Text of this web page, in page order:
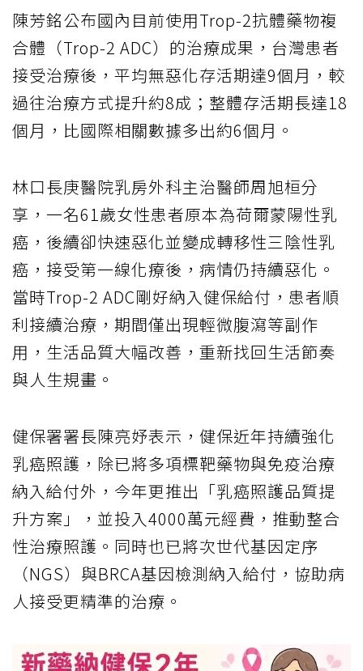
陳芳銘公布國內目前使用Trop-2抗體藥物複
合體（Trop-2 ADC）的治療成果，台灣患者
接受治療後，平均無惡化存活期達9個月，較
過往治療方式提升約8成；整體存活期長達18
個月，比國際相關數據多出約6個月。
林口長庚醫院乳房外科主治醫師周旭桓分
享，一名61歲女性患者原本為荷爾蒙陽性乳
癌，後續卻快速惡化並變成轉移性三陰性乳
癌，接受第一線化療後，病情仍持續惡化。
當時Trop-2 ADC剛好納入健保給付，患者順
利接續治療，期間僅出現輕微腹瀉等副作
用，生活品質大幅改善，重新找回生活節奏
與人生規畫。
健保署署長陳亮妤表示，健保近年持續強化
乳癌照護，除已將多項標靶藥物與免疫治療
納入給付外，今年更推出「乳癌照護品質提
升方案」，並投入4000萬元經費，推動整合
性治療照護。同時也已將次世代基因定序
（NGS）與BRCA基因檢測納入給付，協助病
人接受更精準的治療。